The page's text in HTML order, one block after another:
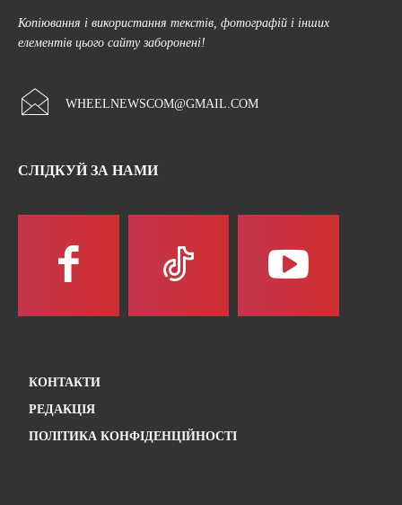
Копіювання і використання текстів, фотографій і інших
елементів цього сайту заборонені!
WHEELNEWSCOM@GMAIL.COM
СЛІДКУЙ ЗА НАМИ
КОНТАКТИ
РЕДАКЦІЯ
ПОЛІТИКА КОНФІДЕНЦІЙНОСТІ